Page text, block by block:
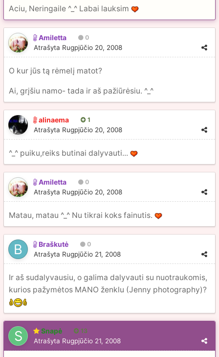
Aciu, Neringaile ^_^ Labai lauksim
Amiletta 0
Atrašyta Rugpjūčio 20, 2008
O kur jūs tą rėmelį matot?
Ai, grįšiu namo- tada ir aš pažiūrėsiu. ^_^
alinaema 1
Atrašyta Rugpjūčio 20, 2008
^_^ puiku,reiks butinai dalyvauti...
Amiletta 0
Atrašyta Rugpjūčio 20, 2008
Matau, matau ^_^ Nu tikrai koks fainutis.
Braškutė 0
Atrašyta Rugpjūčio 21, 2008
Ir aš sudalyvausiu, o galima dalyvauti su nuotraukomis,
kurios pažymėtos MANO ženklu (Jenny photography)?
Snapė 13
Atrašyta Rugpjūčio 21, 2008